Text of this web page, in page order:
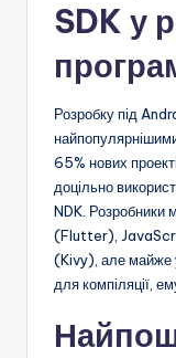
SDK у
Розробку під
65% нових
доцільно
NDK. Розробники
(Flutter),
(Kivy), але майже
для компіляції,